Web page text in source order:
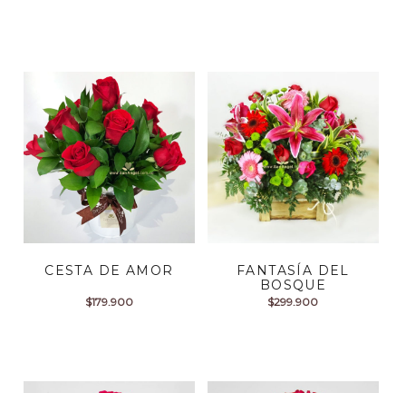
CESTA DE AMOR
$179.900
FANTASÍA DEL
BOSQUE
$299.900